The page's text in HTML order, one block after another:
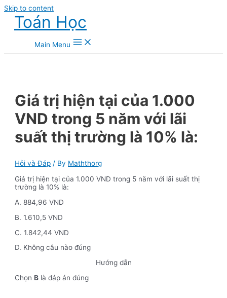
Skip to content
Toán Học
Main Menu
Giá trị hiện tại của 1.000
VND trong 5 năm với lãi
suất thị trường là 10% là:
Hỏi và Đáp / By Maththorg
Giá trị hiện tại của 1.000 VND trong 5 năm với lãi suất thị
trường là 10% là:
A. 884,96 VND
B. 1.610,5 VND
C. 1.842,44 VND
D. Không câu nào đúng
Hướng dẫn
ChọnB là đáp án đúng